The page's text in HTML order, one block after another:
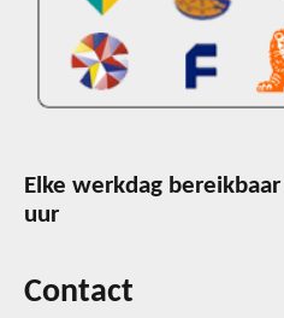
Elke werkdag
uur
Contact